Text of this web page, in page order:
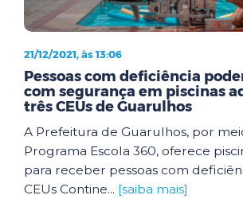
21/12/2021, às 13:06
Pessoas com deficiência
com segurança em piscinas
três CEUs de Guarulhos
A Prefeitura de Guarulhos, por
Programa Escola 360, oferece
para receber pessoas com
CEUs Contine... [saiba mais]